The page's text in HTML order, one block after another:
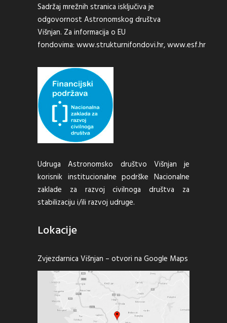
Sadržaj mrežnih stranica isključiva je
odgovornost Astronomskog društva
Višnjan. Za informacija o EU
fondovima: www.strukturnifondovi.hr,www.esf.hr
Udruga Astronomsko društvo Višnjan je
korisnik institucionalne podrške Nacionalne
zaklade za razvoj civilnoga društva za
stabilizaciju i/ili razvoj udruge.
Lokacije
Zvjezdarnica Višnjan – otvori na Google Maps